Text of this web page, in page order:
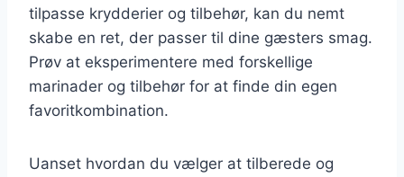
tilpasse krydderier og tilbehør, kan du nemt
skabe en ret, der passer til dine gæsters smag.
Prøv at eksperimentere med forskellige
marinader og tilbehør for at finde din egen
favoritkombination.
Uanset hvordan du vælger at tilberede og